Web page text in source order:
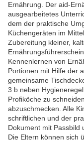
Ernährung. Der aid-
ausgearbeitetes
dem der praktische
Küchengeräten im
Zubereitung kleiner,
Kennenlernen von
Portionen mit Hilfe der
gemeinsame
3 b neben
Profiköche zu
abzuschmecken. Alle
schriftlichen und der
Dokument mit Passbild
Die Eltern können sich